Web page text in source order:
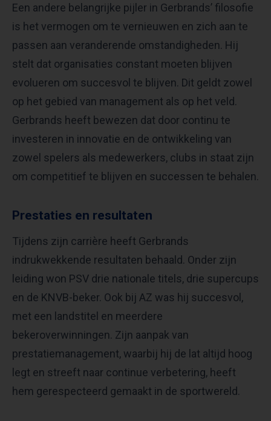
Een andere belangrijke pijler in Gerbrands’ filosofie
is het vermogen om te vernieuwen en zich aan te
passen aan veranderende omstandigheden. Hij
stelt dat organisaties constant moeten blijven
evolueren om succesvol te blijven. Dit geldt zowel
op het gebied van management als op het veld.
Gerbrands heeft bewezen dat door continu te
investeren in innovatie en de ontwikkeling van
zowel spelers als medewerkers, clubs in staat zijn
om competitief te blijven en successen te behalen.
Prestaties en resultaten
Tijdens zijn carrière heeft Gerbrands
indrukwekkende resultaten behaald. Onder zijn
leiding won PSV drie nationale titels, drie supercups
en de KNVB-beker. Ook bij AZ was hij succesvol,
met een landstitel en meerdere
bekeroverwinningen. Zijn aanpak van
prestatiemanagement, waarbij hij de lat altijd hoog
legt en streeft naar continue verbetering, heeft
hem gerespecteerd gemaakt in de sportwereld.